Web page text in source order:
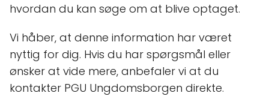
hvordan du kan søge om at blive optaget.
Vi håber, at denne information har været
nyttig for dig. Hvis du har spørgsmål eller
ønsker at vide mere, anbefaler vi at du
kontakter PGU Ungdomsborgen direkte.